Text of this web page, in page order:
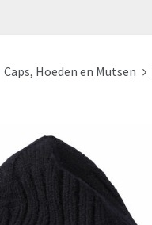
Caps, Hoeden en Mutsen